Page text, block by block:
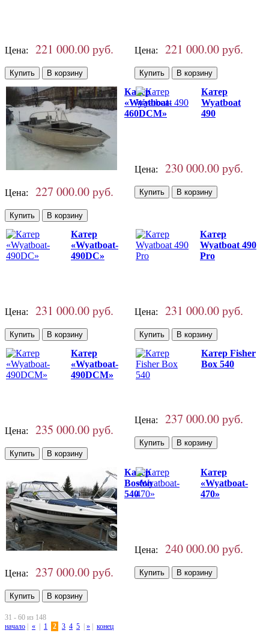
Цена: 221 000.00 руб. Цена: 221 000.00 руб.
Катер
«Wyatboat-
460DCM»
Цена: 227 000.00 руб.
Катер
Wyatboat
490
Цена: 230 000.00 руб.
Катер
«Wyatboat-
490DC»
Цена: 231 000.00 руб.
Катер
Wyatboat 490
Pro
Цена: 231 000.00 руб.
Катер
«Wyatboat-
490DCM»
Цена: 235 000.00 руб.
Катер Fisher
Box 540
Цена: 237 000.00 руб.
Катер
Boston
540
Цена: 237 000.00 руб.
Катер
«Wyatboat-
470»
Цена: 240 000.00 руб.
31 - 60 из 148
начало | « | 1 2 3 4 5 | » | конец